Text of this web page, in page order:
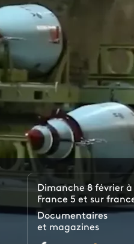
Dimanche 8 février à
France 5 et sur
Documentaires
et magazines